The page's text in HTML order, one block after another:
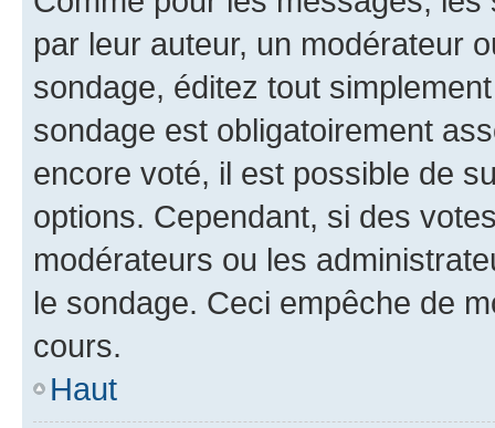
par leur auteur, un modérateur
sondage, éditez tout
sondage est obligatoirement
encore voté, il est possible de
options. Cependant, si des
modérateurs ou les
le sondage. Ceci empêche de
cours.
Haut